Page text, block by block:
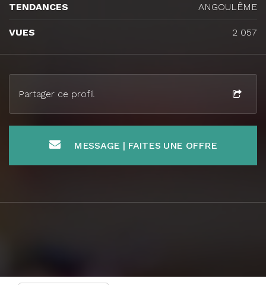
Partager ce profil
MESSAGE | FAITES UNE OFFRE
TENDANCES ANGOULÊME
VUES 2 057